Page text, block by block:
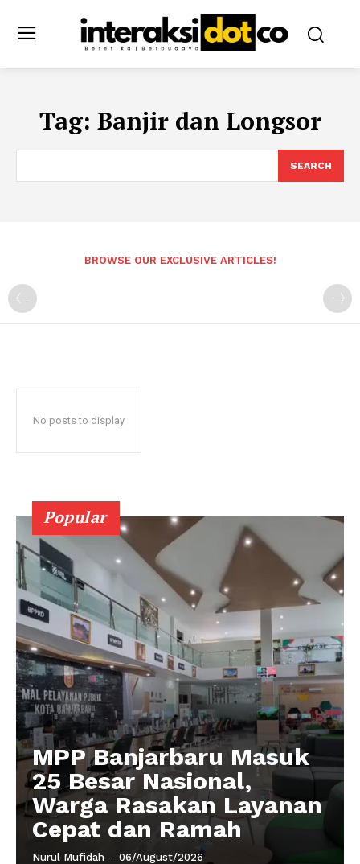
Tag: Banjir dan Longsor
SEARCH
BROWSE OUR EXCLUSIVE ARTICLES!
No posts to display
Popular
MPP Banjarbaru Masuk
25 Besar Nasional,
Warga Rasakan Layanan
Cepat dan Ramah
Nurul Mufidah - 06/August/2026